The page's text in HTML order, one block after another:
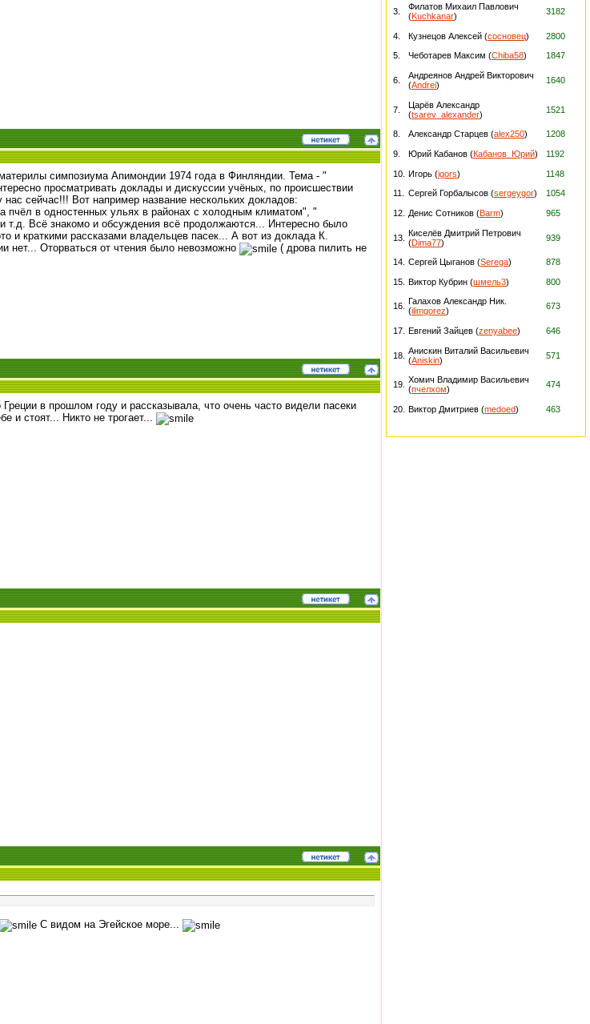
симпозиума Апимондии 1974 года в Финляндии. Тема - "
просматривать доклады и дискуссии учёных, по происшествии
сейчас!!! Вот например название нескольких докладов:
пчёл в одностенных ульях в районах с холодным климатом", "
т.д. Всё знакомо и обсуждения всё продолжаются... Интересно было
и краткими рассказами владельцев пасек... А вот из доклада К.
нет... Оторваться от чтения было невозможно
( дрова пилить не
в прошлом году и рассказывала, что очень часто видели пасеки
и стоят... Никто не трогает...
С видом на Эгейское море...
3.
Филатов Михаил Павлович
(Kuchkanar) 3182
4. Кузнецов Алексей (сосновец) 2800
5. Чеботарев Максим (Chiba58) 1847
6.
Андреянов Андрей Викторович
(Andrei) 1640
7.
Царёв Александр
(tsarev_alexander) 1521
8. Александр Старцев (alex250) 1208
9. Юрий Кабанов (Кабанов_Юрий) 1192
10. Игорь (igors) 1148
11. Сергей Горбалысов (sergeygor) 1054
12. Денис Сотников (Barm) 965
13. Киселёв Дмитрий Петрович
(Dima77) 939
14. Сергей Цыганов (Serega) 878
15. Виктор Кубрин (шмель3) 800
16. Галахов Александр Ник.
(ilimgorez) 673
17. Евгений Зайцев (zenyabee) 646
18. Анискин Виталий Васильевич
(Aniskin) 571
19. Хомич Владимир Васильевич
(пчелхом) 474
20. Виктор Дмитриев (medoed) 463